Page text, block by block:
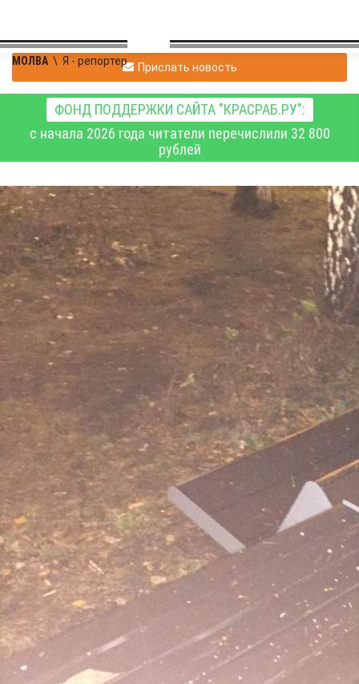
МОЛВА \ Я - репортер Прислать новость
ФОНД ПОДДЕРЖКИ САЙТА "КРАСРАБ.РУ":
с начала 2026 года читатели перечислили 32 800
рублей
Владимир
Павловский
Я - репортер
30.10.2019 19:31 0 1433
Чешутся руки...